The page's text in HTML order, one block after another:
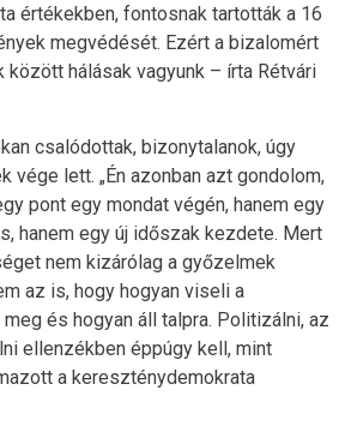
értékekben, fontosnak tartották a 16
megvédését. Ezért a bizalomért
között hálásak vagyunk – írta Rétvári
csalódottak, bizonytalanok, úgy
vége lett. „Én azonban azt gondolom,
pont egy mondat végén, hanem egy
hanem egy új időszak kezdete. Mert
nem kizárólag a győzelmek
az is, hogy hogyan viseli a
és hogyan áll talpra. Politizálni, az
ellenzékben éppúgy kell, mint
a kereszténydemokrata